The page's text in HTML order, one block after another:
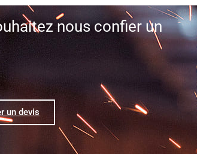
nous confier un
un devis